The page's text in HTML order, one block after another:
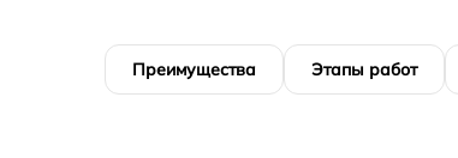
Преимущества Этапы работ